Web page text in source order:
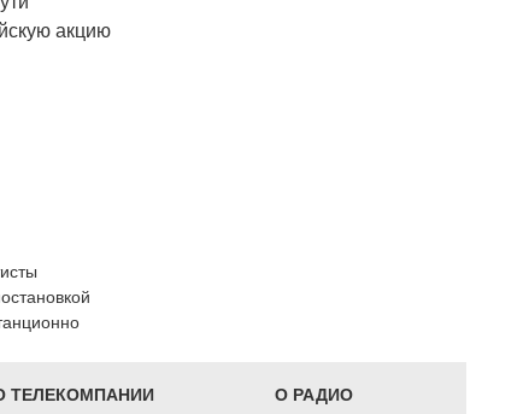
акцию
ТЕЛЕКОМПАНИИ О РАДИО